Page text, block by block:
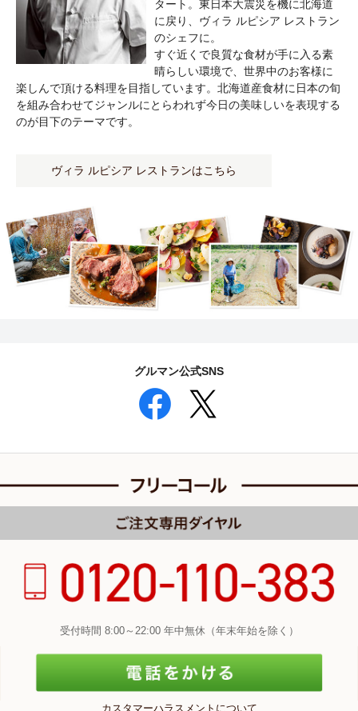
タート。東日本大震災を機に北海道
に戻り、ヴィラ ルピシア レストラン
のシェフに。
すぐ近くで良質な食材が手に入る素
晴らしい環境で、世界中のお客様に
楽しんで頂ける料理を目指しています。北海道産食材に日本の旬
を組み合わせてジャンルにとらわれず今日の美味しいを表現する
のが目下のテーマです。
ヴィラ ルピシア レストランはこちら
グルマン公式SNS
受付時間 8:00～22:00 年中無休（年末年始を除く）